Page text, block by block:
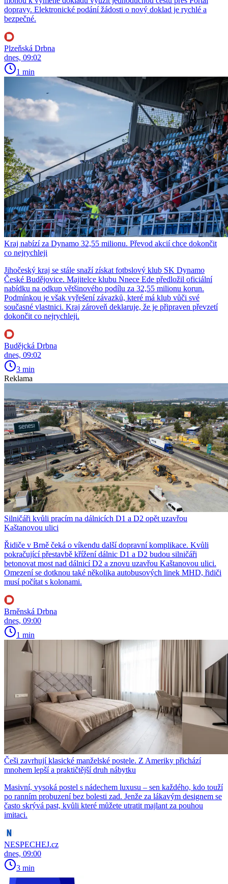
dopravy. Elektronické podání žádosti o nový doklad je rychlé a
bezpečné.
Plzeňská Drbna
dnes, 09:02
1 min
Kraj nabízí za Dynamo 32,55 milionu. Převod akcií chce dokončit
co nejrychleji
Jihočeský kraj se stále snaží získat fotbslový klub SK Dynamo
České Budějovice. Majitelce klubu Nnece Ede předložil oficiální
nabídku na odkup většinového podílu za 32,55 milionu korun.
Podmínkou je však vyřešení závazků, které má klub vůči své
současné vlastnici. Kraj zároveň deklaruje, že je připraven převzetí
dokončit co nejrychleji.
Budějcká Drbna
dnes, 09:02
3 min
Reklama
Silničáři kvůli pracím na dálnicích D1 a D2 opět uzavřou
Kaštanovou ulici
Řidiče v Brně čeká o víkendu další dopravní komplikace. Kvůli
pokračující přestavbě křížení dálnic D1 a D2 budou silničáři
betonovat most nad dálnicí D2 a znovu uzavřou Kaštanovou ulici.
Omezení se dotknou také několika autobusových linek MHD, řidiči
musí počítat s kolonami.
Brněnská Drbna
dnes, 09:00
1 min
Češi zavrhují klasické manželské postele. Z Ameriky přichází
mnohem lepší a praktičtější druh nábytku
Masivní, vysoká postel s nádechem luxusu – sen každého, kdo touží
po ranním probuzení bez bolesti zad. Jenže za lákavým designem se
často skrývá past, kvůli které můžete utratit majlant za pouhou
imitaci.
NESPECHEJ.cz
dnes, 09:00
3 min